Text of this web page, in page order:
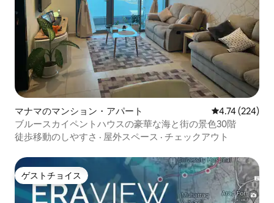
マナマのマンション・アパート レビュー224
4.74 (224)
ブルースカイペントハウスの豪華な海と街の景色30階
徒歩移動のしやすさ · 屋外スペース · チェックアウト
ゲストチョイス
ゲストチョイス